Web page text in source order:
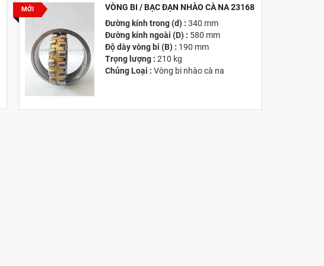
MỚI
VÒNG BI / BẠC ĐẠN NHÀO CÀ NA 23168
Đường kính trong (d) : 340 mm
Đường kính ngoài (D) : 580 mm
Độ dày vòng bi (B) : 190 mm
Trọng lượng : 210 kg
Chủng Loại :Vòng bi nhào cà na